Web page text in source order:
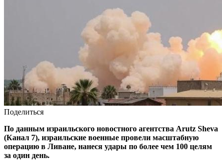
Поделиться
По данным израильского новостного агентства Arutz Sheva
(Канал 7), израильские военные провели масштабную
операцию в Ливане, нанеся удары по более чем 100 целям
за один день.